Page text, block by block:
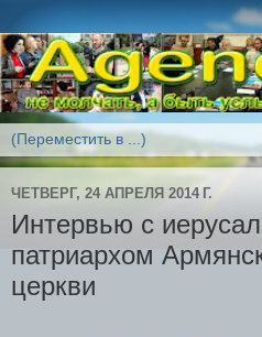
ЧЕТВЕРГ, 24 АПРЕЛЯ 2014 Г.
Интервью с
патриархом
церкви